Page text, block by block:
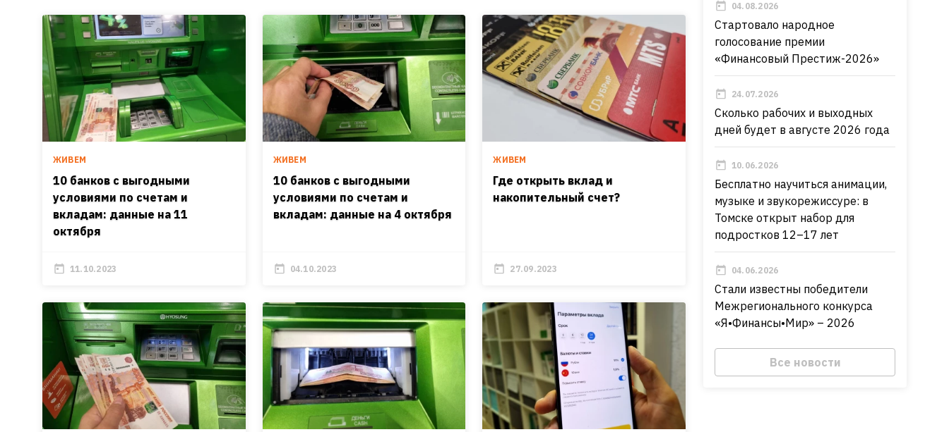
ЖИВЕМ
10 банков с выгодными
условиями по счетам и
вкладам: данные на 11
октября
11.10.2023
ЖИВЕМ
10 банков с выгодными
условиями по счетам и
вкладам: данные на 4 октября
04.10.2023
ЖИВЕМ
Где открыть вклад и
накопительный счет?
27.09.2023
04.08.2026
Стартовало народное
голосование премии
«Финансовый Престиж-2026»
24.07.2026
Сколько рабочих и выходных
дней будет в августе 2026 года
10.06.2026
Бесплатно научиться анимации,
музыке и звукорежиссуре: в
Томске открыт набор для
подростков 12–17 лет
04.06.2026
Стали известны победители
Межрегионального конкурса
«Я•Финансы•Мир» – 2026
Все новости